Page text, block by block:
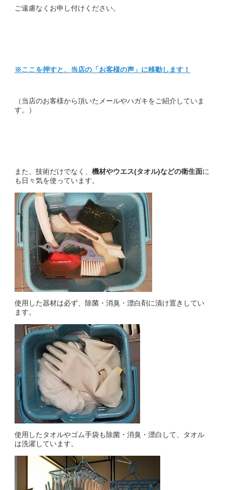
ご遠慮なくお申し付けください。
※ここを押すと、当店の 「お客様の声」 に移動します！
（当店のお客様から頂いたメールやハガキをご紹介していま
す。）
また、技術だけでなく、 機材やウエス(タオル)などの衛生面に
も日々気を使っています。
使用した器材は必ず、除菌・消臭・漂白剤に漬け置きしてい
ます。
使用したタオルやゴム手袋も除菌・消臭・漂白して、タオル
は洗濯しています。